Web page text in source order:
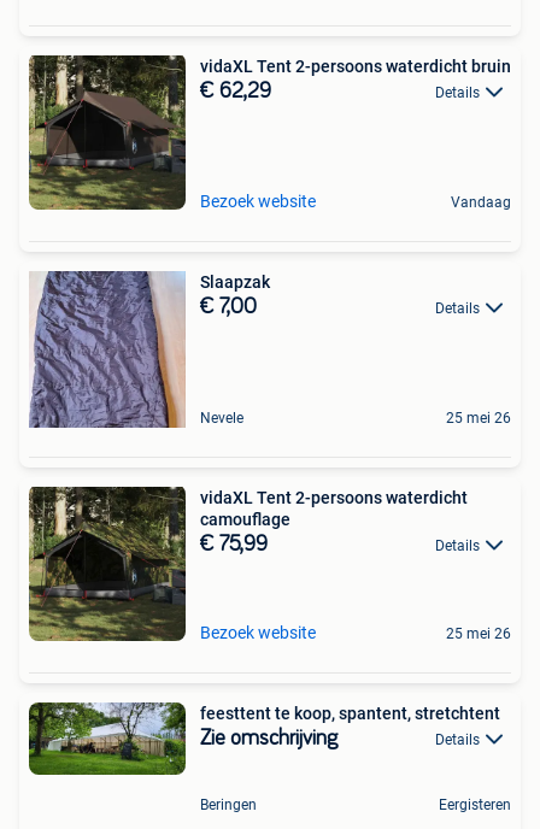
vidaXL Tent 2-persoons waterdicht bruin
€ 62,29 Details
Bezoek website Vandaag
Slaapzak
€ 7,00 Details
Nevele 25 mei 26
vidaXL Tent 2-persoons waterdicht
camouflage
€ 75,99 Details
Bezoek website 25 mei 26
feesttent te koop, spantent, stretchtent
Zie omschrijving Details
Beringen Eergisteren